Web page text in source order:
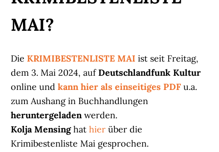
MAI?
Die KRIMIBESTENLISTE MAI ist seit Freitag,
dem 3. Mai 2024, aufDeutschlandfunk Kultur
online undkann hier als einseitiges PDF u.a.
zum Aushang in Buchhandlungen
heruntergeladenwerden.
Kolja Mensinghathier über die
Krimibestenliste Mai gesprochen.